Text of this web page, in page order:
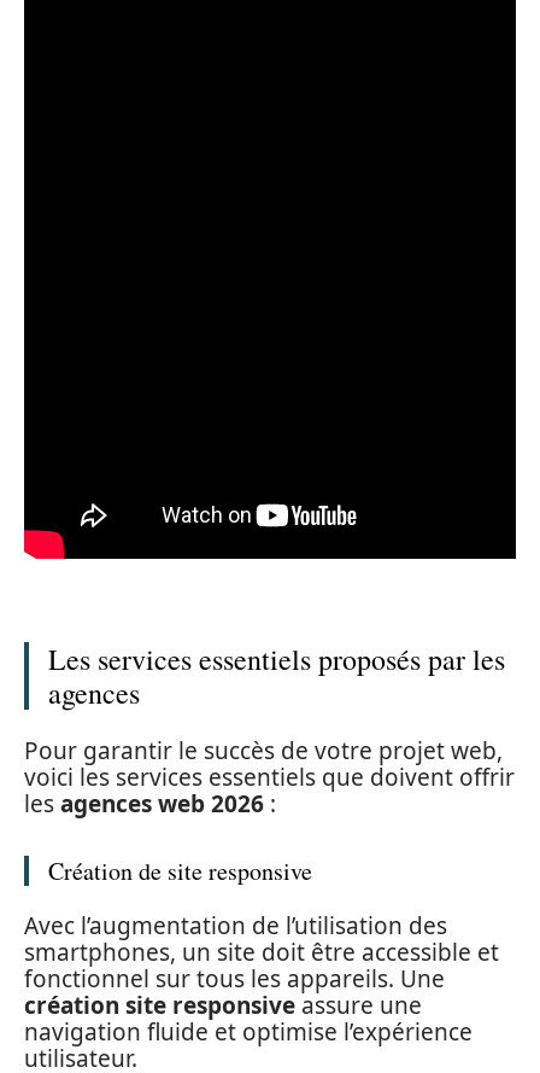
Les services essentiels proposés par les
agences
Pour garantir le succès de votre projet web,
voici les services essentiels que doivent offrir
lesagences web 2026 :
Création de site responsive
Avec l’augmentation de l’utilisation des
smartphones, un site doit être accessible et
fonctionnel sur tous les appareils. Une
création site responsive assure une
navigation fluide et optimise l’expérience
utilisateur.